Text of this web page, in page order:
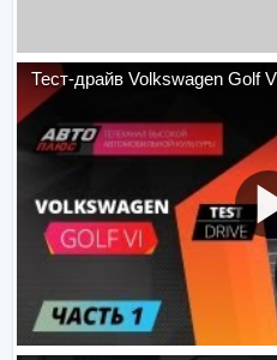
Тест-драйв Volkswagen Golf